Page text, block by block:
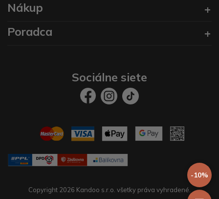
-10%
Nákup
Poradca
Sociálne siete
Copyright 2026 Kandoo s.r.o. všetky práva vyhradené.